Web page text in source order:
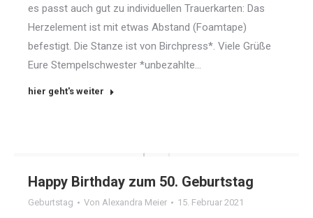
es passt auch gut zu individuellen Trauerkarten: Das
Herzelement ist mit etwas Abstand (Foamtape)
befestigt. Die Stanze ist von Birchpress*. Viele Grüße
Eure Stempelschwester *unbezahlte…
hier geht's weiter
Happy Birthday zum 50. Geburtstag
Geburtstag Von Alexandra Meier 15. Februar 2021